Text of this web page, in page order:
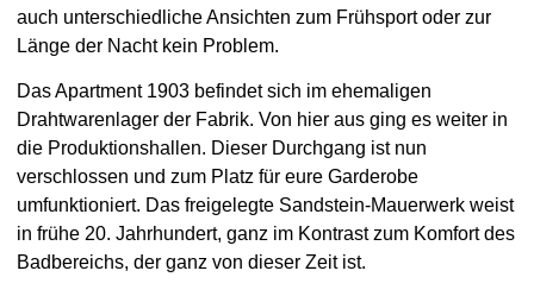
auch unterschiedliche Ansichten zum Frühsport oder zur
Länge der Nacht kein Problem.
Das Apartment 1903 befindet sich im ehemaligen
Drahtwarenlager der Fabrik. Von hier aus ging es weiter in
die Produktionshallen. Dieser Durchgang ist nun
verschlossen und zum Platz für eure Garderobe
umfunktioniert. Das freigelegte Sandstein-Mauerwerk weist
in frühe 20. Jahrhundert, ganz im Kontrast zum Komfort des
Badbereichs, der ganz von dieser Zeit ist.